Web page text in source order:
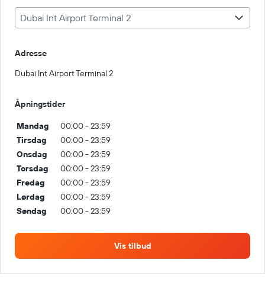
Dubai Int Airport Terminal 2
Adresse
Dubai Int Airport Terminal 2
Åpningstider
Mandag
00:00 - 23:59
Tirsdag
00:00 - 23:59
Onsdag
00:00 - 23:59
Torsdag
00:00 - 23:59
Fredag
00:00 - 23:59
Lørdag
00:00 - 23:59
Søndag
00:00 - 23:59
Vis tilbud